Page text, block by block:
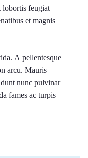
lobortis feugiat
et magnis
A pellentesque
arcu. Mauris
nunc pulvinar
fames ac turpis